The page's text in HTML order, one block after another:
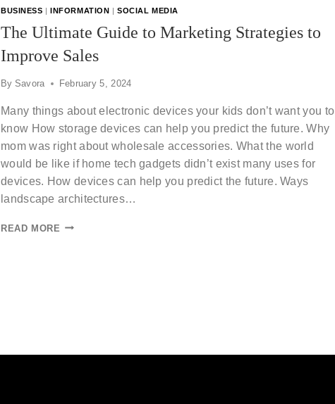
BUSINESS |INFORMATION |SOCIAL MEDIA
The Ultimate Guide to Marketing Strategies to
Improve Sales
By Savora February 5, 2024
Many things about electronic devices your kids don’t want you to
know How storage devices can help you predict the future. Why
mom was right about wholesale accessories. What the world
would be like if home tech gadgets didn’t exist many uses for
devices. How devices can help you predict the future. Ways
landscape architectures…
READ MORE